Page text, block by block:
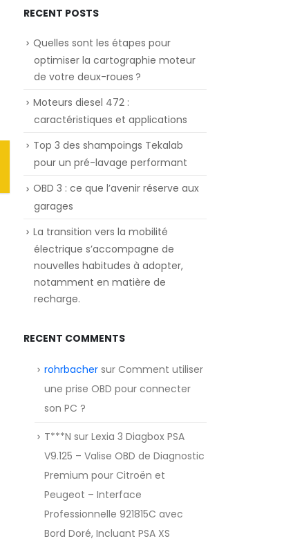
RECENT POSTS
Quelles sont les étapes pour
optimiser la cartographie moteur
de votre deux-roues ?
Moteurs diesel 472 :
caractéristiques et applications
Top 3 des shampoings Tekalab
pour un pré-lavage performant
OBD 3 : ce que l’avenir réserve aux
garages
La transition vers la mobilité
électrique s’accompagne de
nouvelles habitudes à adopter,
notamment en matière de
recharge.
RECENT COMMENTS
rohrbacher sur Comment utiliser
une prise OBD pour connecter
son PC ?
T***N sur Lexia 3 Diagbox PSA
V9.125 – Valise OBD de Diagnostic
Premium pour Citroën et
Peugeot – Interface
Professionnelle 921815C avec
Bord Doré, Incluant PSA XS